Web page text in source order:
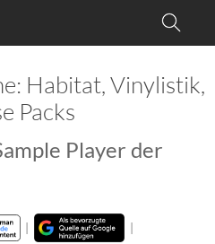
Habitat, Vinylistik,
Packs
Player der
|
|